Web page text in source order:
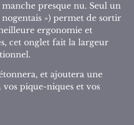
presque nu. Seul un
») permet de sortir
ergonomie et
cet onglet fait la largeur
et ajoutera une
vos pique-niques et vos